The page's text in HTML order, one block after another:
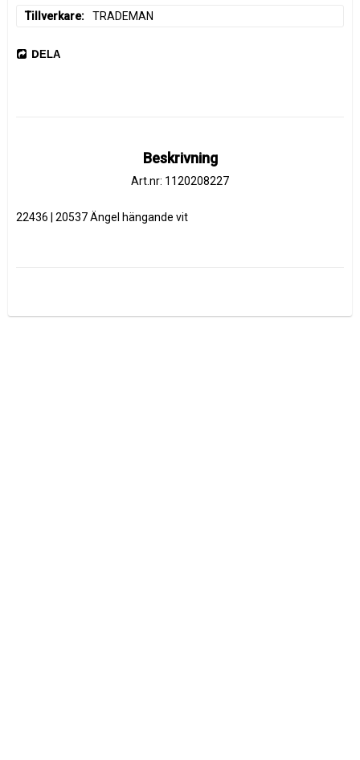
Tillverkare TRADEMAN
DELA
Beskrivning
Art.nr: 1120208227
22436 | 20537 Ängel hängande vit